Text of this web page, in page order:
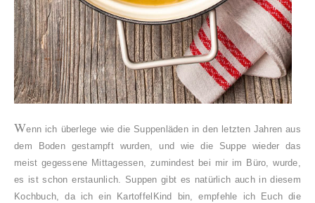
Wenn ich überlege wie die Suppenläden in den letzten Jahren aus
dem Boden gestampft wurden, und wie die Suppe wieder das
meist gegessene Mittagessen, zumindest bei mir im Büro, wurde,
es ist schon erstaunlich. Suppen gibt es natürlich auch in diesem
Kochbuch, da ich ein KartoffelKind bin, empfehle ich Euch die